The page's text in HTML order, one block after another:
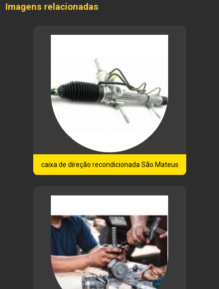
Imagens relacionadas
caixa de direção recondicionada São Mateus